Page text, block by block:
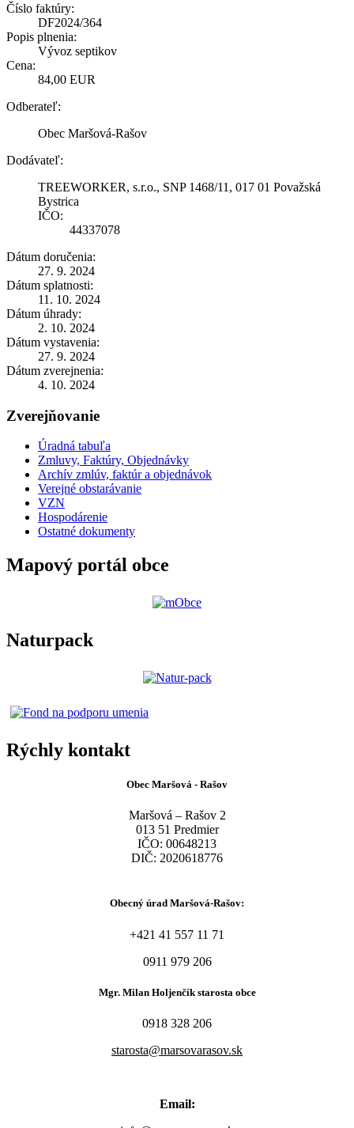
Číslo faktúry:
DF2024/364
Popis plnenia:
Vývoz septikov
Cena:
84,00 EUR
Odberateľ:
Obec Maršová-Rašov
Dodávateľ:
TREEWORKER, s.r.o., SNP 1468/11, 017 01 Považská
Bystrica
IČO:
44337078
Dátum doručenia:
27. 9. 2024
Dátum splatnosti:
11. 10. 2024
Dátum úhrady:
2. 10. 2024
Dátum vystavenia:
27. 9. 2024
Dátum zverejnenia:
4. 10. 2024
Zverejňovanie
Úradná tabuľa
Zmluvy, Faktúry, Objednávky
Archív zmlúv, faktúr a objednávok
Verejné obstarávanie
VZN
Hospodárenie
Ostatné dokumenty
Mapový portál obce
Naturpack
Rýchly kontakt
Obec Maršová - Rašov
Maršová – Rašov 2
013 51 Predmier
IČO: 00648213
DIČ: 2020618776
Obecný úrad Maršová-Rašov:
+421 41 557 11 71
0911 979 206
Mgr. Milan Holjenčík starosta obce
0918 328 206
starosta@marsovarasov.sk
Email: